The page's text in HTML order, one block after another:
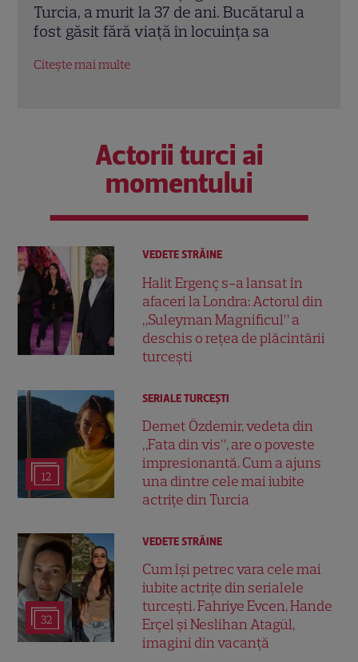
Reuniuni”. Ce se întâmplă când se
întâlnesc din nou cu Radu Vâlcan
Citește mai multe
Actorii turci ai
momentului
VEDETE STRĂINE
Halit Ergenç s-a lansat în
afaceri la Londra: Actorul din
„Suleyman Magnificul” a
deschis o rețea de plăcintării
turcești
12
SERIALE TURCEŞTI
Demet Özdemir, vedeta din
„Fata din vis”, are o poveste
impresionantă. Cum a ajuns
una dintre cele mai iubite
actrițe din Turcia
32
VEDETE STRĂINE
Cum își petrec vara cele mai
iubite actrițe din serialele
turcești. Fahriye Evcen, Hande
Erçel și Neslihan Atagül,
imagini din vacanță